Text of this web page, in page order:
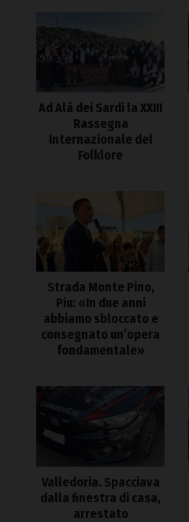
Ad Alà dei Sardi la XXIII
Rassegna
Internazionale del
Folklore
Strada Monte Pino,
Piu: «In due anni
abbiamo sbloccato e
consegnato un’opera
fondamentale»
Valledoria. Spacciava
dalla finestra di casa,
arrestato